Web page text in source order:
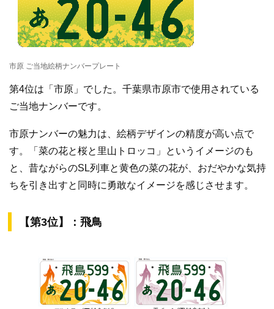
市原 ご当地絵柄ナンバープレート
第4位は「市原」でした。千葉県市原市で使用されている
ご当地ナンバーです。
市原ナンバーの魅力は、絵柄デザインの精度が高い点で
す。「菜の花と桜と里山トロッコ」というイメージのも
と、昔ながらのSL列車と黄色の菜の花が、おだやかな気持
ちを引き出すと同時に勇敢なイメージを感じさせます。
【第3位】：飛鳥